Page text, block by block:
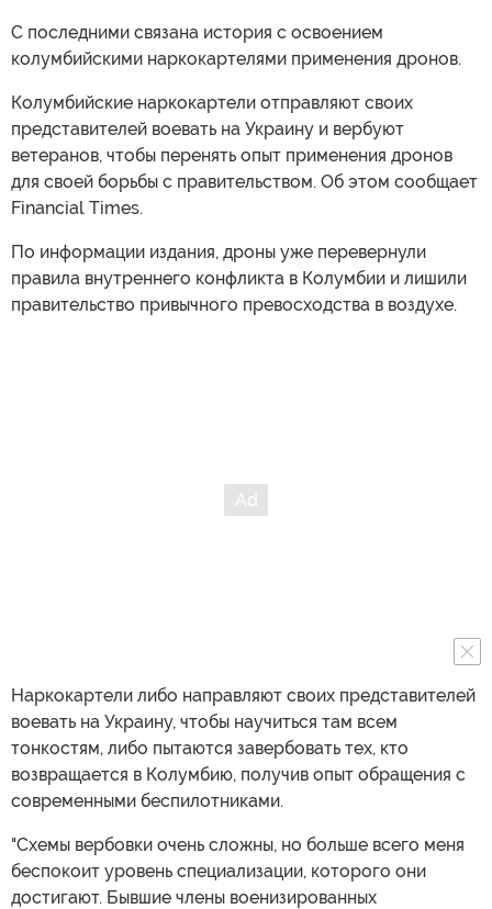
С последними связана история с освоением
колумбийскими наркокартелями применения дронов.
Колумбийские наркокартели отправляют своих
представителей воевать на Украину и вербуют
ветеранов, чтобы перенять опыт применения дронов
для своей борьбы с правительством. Об этом сообщает
Financial Times.
По информации издания, дроны уже перевернули
правила внутреннего конфликта в Колумбии и лишили
правительство привычного превосходства в воздухе.
Наркокартели либо направляют своих представителей
воевать на Украину, чтобы научиться там всем
тонкостям, либо пытаются завербовать тех, кто
возвращается в Колумбию, получив опыт обращения с
современными беспилотниками.
"Схемы вербовки очень сложны, но больше всего меня
беспокоит уровень специализации, которого они
достигают. Бывшие члены военизированных